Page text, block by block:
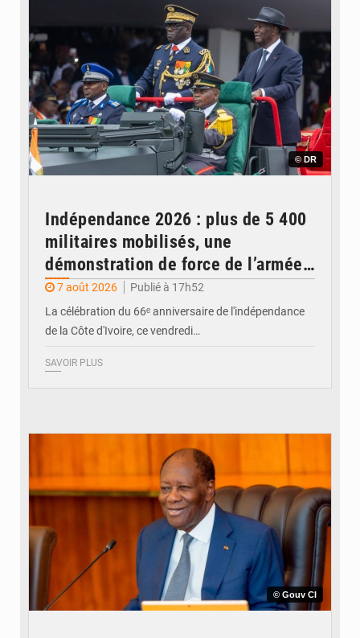
© DR
Indépendance 2026 : plus de 5 400
militaires mobilisés, une
démonstration de force de l’armée
ivoirienne à Yopougon
7 août 2026
Publié à 17h52
La célébration du 66ᵉ anniversaire de l'indépendance
de la Côte d'Ivoire, ce vendredi…
SAVOIR PLUS
© Gouv CI